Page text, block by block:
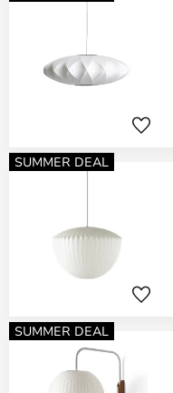
SUMMER DEAL
SUMMER DEAL